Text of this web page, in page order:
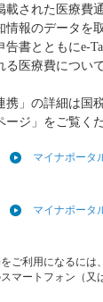
載された医療費
報のデータを
告書とともにe-
る医療費につい
携」の詳細は国
ジ」をご覧くだ
マイナポータ
マイナポータ
ご利用になるには
マートフォン（又